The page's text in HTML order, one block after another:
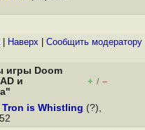
| Наверх Cообщить модератору
игры Doom
и
+ / –
Tron is Whistling (?),